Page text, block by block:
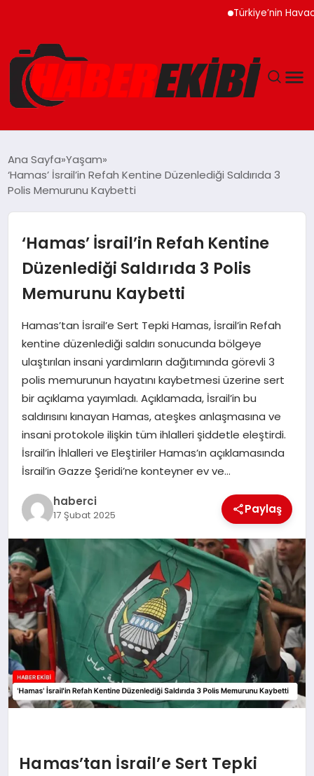
Türkiye’nin Havacılık
GÜNCEL
MAGAZIN
SAĞLIK
SPOR
TEKNOLOJI
YAŞAM
Ana Sayfa Yaşam
‘Hamas’ İsrail’in Refah Kentine Düzenlediği Saldırıda 3
Polis Memurunu Kaybetti
‘Hamas’ İsrail’in Refah Kentine
Düzenlediği Saldırıda 3 Polis
Memurunu Kaybetti
Hamas’tan İsrail’e Sert Tepki Hamas, İsrail’in Refah
kentine düzenlediği saldırı sonucunda bölgeye
ulaştırılan insani yardımların dağıtımında görevli 3
polis memurunun hayatını kaybetmesi üzerine sert
bir açıklama yayımladı. Açıklamada, İsrail’in bu
saldırısını kınayan Hamas, ateşkes anlaşmasına ve
insani protokole ilişkin tüm ihlalleri şiddetle eleştirdi.
İsrail’in İhlalleri ve Eleştiriler Hamas’ın açıklamasında
İsrail’in Gazze Şeridi’ne konteyner ev ve…
haberci
17 Şubat 2025 Paylaş
Hamas’tan İsrail’e Sert Tepki